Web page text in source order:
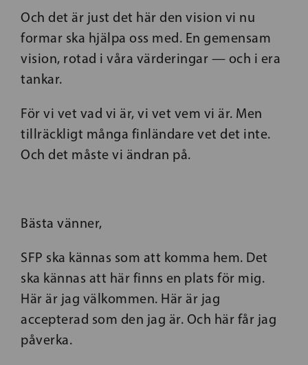
Och det är just det här den vision vi nu
formar ska hjälpa oss med. En gemensam
vision, rotad i våra värderingar — och i era
tankar.
För vi vet vad vi är, vi vet vem vi är. Men
tillräckligt många finländare vet det inte.
Och det måste vi ändran på.
Bästa vänner,
SFP ska kännas som att komma hem. Det
ska kännas att här finns en plats för mig.
Här är jag välkommen. Här är jag
accepterad som den jag är. Och här får jag
påverka.